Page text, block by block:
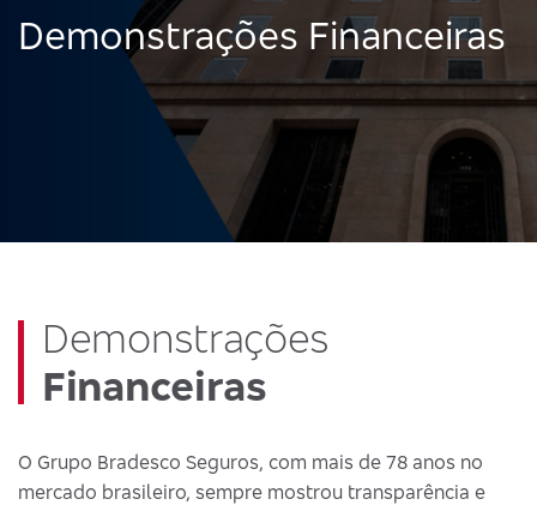
Demonstrações Financeiras
Demonstrações
Financeiras
O Grupo Bradesco Seguros, com mais de 78 anos no
mercado brasileiro, sempre mostrou transparência e